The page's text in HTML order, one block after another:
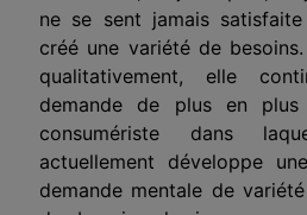
ne se sent jamais satisfaite
créé une variété de
qualitativement, elle
demande de plus en
consumériste dans
actuellement développe
demande mentale de